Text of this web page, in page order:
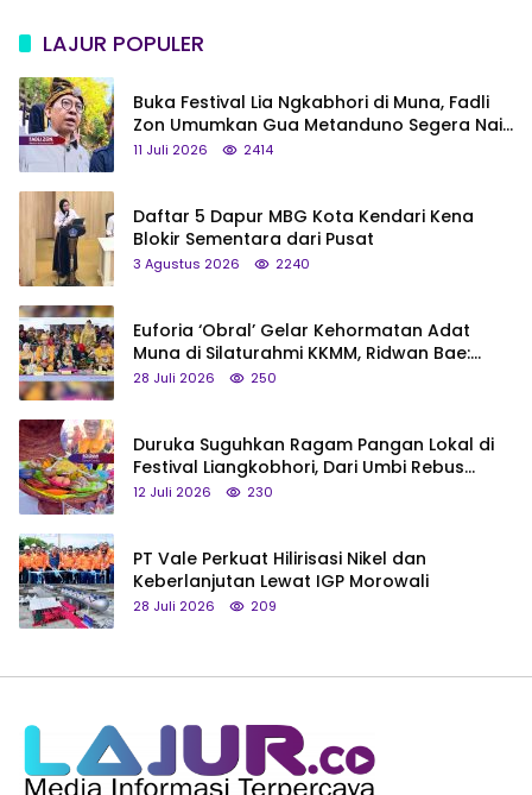
LAJUR POPULER
Buka Festival Lia Ngkabhori di Muna, Fadli
Zon Umumkan Gua Metanduno Segera Naik
Status Jadi Cagar Budaya Nasional
11 Juli 2026 2414
Daftar 5 Dapur MBG Kota Kendari Kena
Blokir Sementara dari Pusat
3 Agustus 2026 2240
Euforia ‘Obral’ Gelar Kehormatan Adat
Muna di Silaturahmi KKMM, Ridwan Bae:
Saya Bukan Tipe Begitu, Belum Pantas!
28 Juli 2026 250
Duruka Suguhkan Ragam Pangan Lokal di
Festival Liangkobhori, Dari Umbi Rebus
hingga Tumpeng Beras Muna
12 Juli 2026 230
PT Vale Perkuat Hilirisasi Nikel dan
Keberlanjutan Lewat IGP Morowali
28 Juli 2026 209